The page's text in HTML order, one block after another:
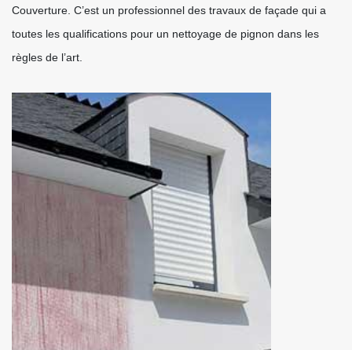
Couverture. C’est un professionnel des travaux de façade qui a
toutes les qualifications pour un nettoyage de pignon dans les
règles de l’art.